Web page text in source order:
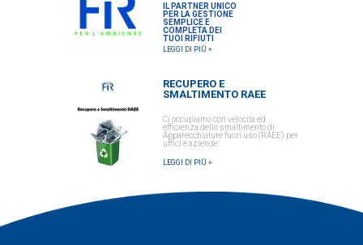
IL PARTNER UNICO
PER LA GESTIONE
SEMPLICE E
COMPLETA DEI
TUOI RIFIUTI
LEGGI DI PIÙ »
RECUPERO E
SMALTIMENTO RAEE
Ci occupiamo con velocità ed
efficienza dello smaltimento di
Apparecchiature fuori uso (RAEE) per
uffici e aziende.
LEGGI DI PIÙ »